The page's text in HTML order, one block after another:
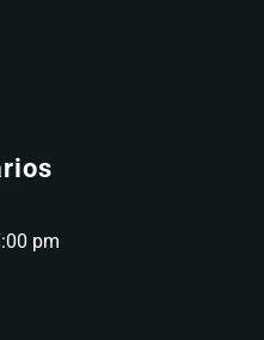
pm